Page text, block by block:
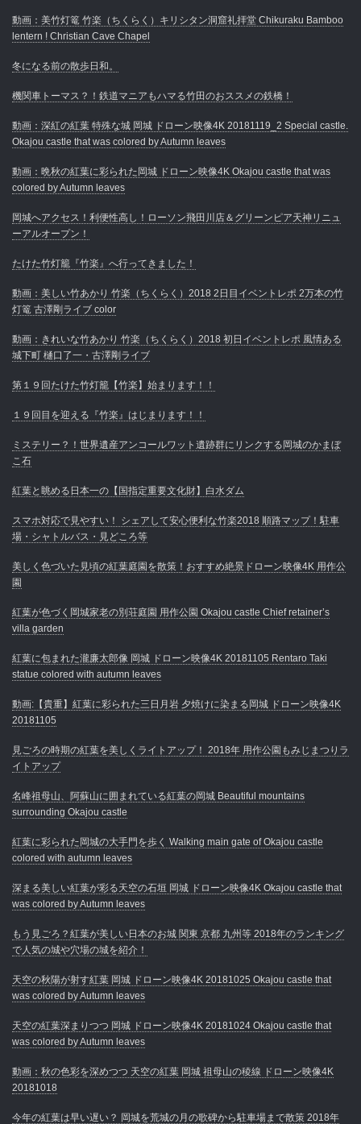
動画：美竹灯篭 竹楽（ちくらく）キリシタン洞窟礼拝堂 Chikuraku Bamboo
lentern ! Christian Cave Chapel
冬になる前の散歩日和。
機関車トーマス？！鉄道マニアもハマる竹田のおススメの鉄橋！
動画：深紅の紅葉 特殊な城 岡城 ドローン映像4K 20181119_2 Special castle.
Okajou castle that was colored by Autumn leaves
動画：晩秋の紅葉に彩られた岡城 ドローン映像4K Okajou castle that was
colored by Autumn leaves
岡城へアクセス！利便性高し！ローソン飛田川店＆グリーンピア天神リニュ
ーアルオープン！
たけた竹灯籠『竹楽』へ行ってきました！
動画：美しい竹あかり 竹楽（ちくらく）2018 2日目イベントレポ 2万本の竹
灯篭 古澤剛ライブ color
動画：きれいな竹あかり 竹楽（ちくらく）2018 初日イベントレポ 風情ある
城下町 樋口了一・古澤剛ライブ
第１９回たけた竹灯籠【竹楽】始まります！！
１９回目を迎える『竹楽』はじまります！！
ミステリー？！世界遺産アンコールワット遺跡群にリンクする岡城のかまぼ
こ石
紅葉と眺める日本一の【国指定重要文化財】白水ダム
スマホ対応で見やすい！ シェアして安心便利な竹楽2018 順路マップ！駐車
場・シャトルバス・見どころ等
美しく色づいた見頃の紅葉庭園を散策！おすすめ絶景ドローン映像4K 用作公
園
紅葉が色づく岡城家老の別荘庭園 用作公園 Okajou castle Chief retainer’s
villa garden
紅葉に包まれた瀧廉太郎像 岡城 ドローン映像4K 20181105 Rentaro Taki
statue colored with autumn leaves
動画:【貴重】紅葉に彩られた三日月岩 夕焼けに染まる岡城 ドローン映像4K
20181105
見ごろの時期の紅葉を美しくライトアップ！ 2018年 用作公園もみじまつりラ
イトアップ
名峰祖母山、阿蘇山に囲まれている紅葉の岡城 Beautiful mountains
surrounding Okajou castle
紅葉に彩られた岡城の大手門を歩く Walking main gate of Okajou castle
colored with autumn leaves
深まる美しい紅葉が彩る天空の石垣 岡城 ドローン映像4K Okajou castle that
was colored by Autumn leaves
もう見ごろ？紅葉が美しい日本のお城 関東 京都 九州等 2018年のランキング
で人気の城や穴場の城を紹介！
天空の秋陽が射す紅葉 岡城 ドローン映像4K 20181025 Okajou castle that
was colored by Autumn leaves
天空の紅葉深まりつつ 岡城 ドローン映像4K 20181024 Okajou castle that
was colored by Autumn leaves
動画：秋の色彩を深めつつ 天空の紅葉 岡城 祖母山の稜線 ドローン映像4K
20181018
今年の紅葉は早い遅い？ 岡城を荒城の月の歌碑から駐車場まで散策 2018年